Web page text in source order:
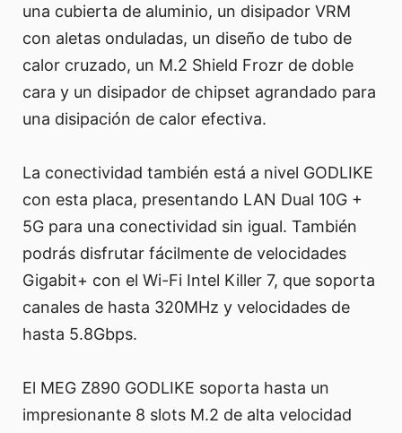
una cubierta de aluminio, un disipador VRM
con aletas onduladas, un diseño de tubo de
calor cruzado, un M.2 Shield Frozr de doble
cara y un disipador de chipset agrandado para
una disipación de calor efectiva.
La conectividad también está a nivel GODLIKE
con esta placa, presentando LAN Dual 10G +
5G para una conectividad sin igual. También
podrás disfrutar fácilmente de velocidades
Gigabit+ con el Wi-Fi Intel Killer 7, que soporta
canales de hasta 320MHz y velocidades de
hasta 5.8Gbps.
El MEG Z890 GODLIKE soporta hasta un
impresionante 8 slots M.2 de alta velocidad